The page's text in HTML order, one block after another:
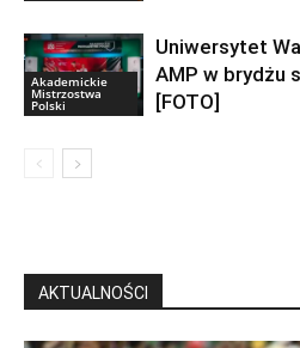
Akademickie
Mistrzostwa
Polski
Uniwersytet
AMP w brydżu
[FOTO]
AKTUALNOŚCI